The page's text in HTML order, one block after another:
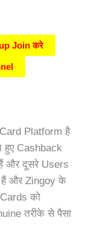
Join करे
Platform है
Cashback
और दूसरे Users
और Zingoy के
को
तरीके से पैसा